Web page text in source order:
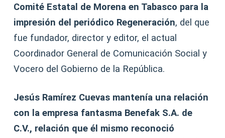
Comité Estatal de Morena en Tabasco para la
impresión del periódico Regeneración, del que
fue fundador, director y editor, el actual
Coordinador General de Comunicación Social y
Vocero del Gobierno de la República.
Jesús Ramírez Cuevas mantenía una relación
con la empresa fantasma Benefak S.A. de
C.V., relación que él mismo reconoció